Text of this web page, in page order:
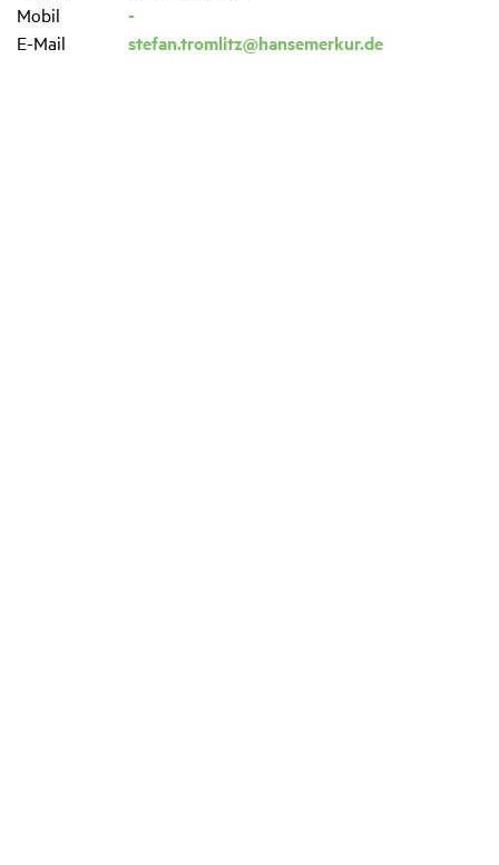
Mobil
-
E-Mail stefan.tromlitz@hansemerkur.de